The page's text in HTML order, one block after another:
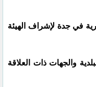
في جدة لإشراف الهيئة
والجهات ذات العلاقة